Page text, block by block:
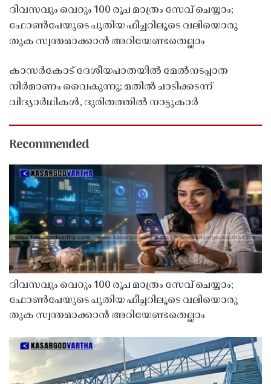
ദിവസവും വെറും 100 രൂപ മാത്രം സേവ് ചെയ്യാം;
ഫോൺപേയുടെ പുതിയ ഫീച്ചറിലൂടെ വലിയൊരു
തുക സ്വന്തമാക്കാൻ അറിയേണ്ടതെല്ലാം
കാസർകോട് ദേശീയപാതയിൽ മേൽനടപ്പാത
നിർമാണം വൈകുന്നു; മതിൽ ചാടിക്കടന്ന്
വിദ്യാർഥികൾ, ദുരിതത്തിൽ നാട്ടുകാർ
Recommended
ദിവസവും വെറും 100 രൂപ മാത്രം സേവ് ചെയ്യാം;
ഫോൺപേയുടെ പുതിയ ഫീച്ചറിലൂടെ വലിയൊരു
തുക സ്വന്തമാക്കാൻ അറിയേണ്ടതെല്ലാം